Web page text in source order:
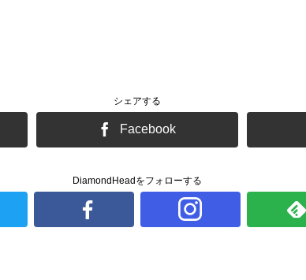
シェアする
Facebook
DiamondHeadをフォローする